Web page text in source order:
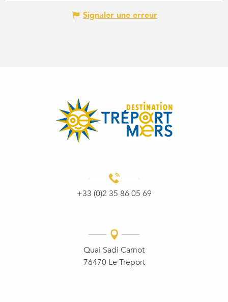
Signaler une erreur
+33 (0)2 35 86 05 69
Quai Sadi Carnot
76470 Le Tréport